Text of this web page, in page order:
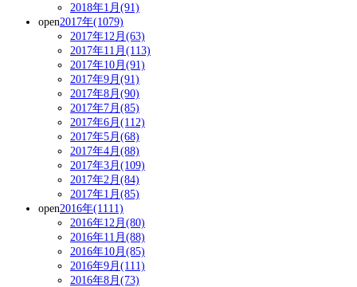
2018年1月(91)
open2017年(1079)
2017年12月(63)
2017年11月(113)
2017年10月(91)
2017年9月(91)
2017年8月(90)
2017年7月(85)
2017年6月(112)
2017年5月(68)
2017年4月(88)
2017年3月(109)
2017年2月(84)
2017年1月(85)
open2016年(1111)
2016年12月(80)
2016年11月(88)
2016年10月(85)
2016年9月(111)
2016年8月(73)